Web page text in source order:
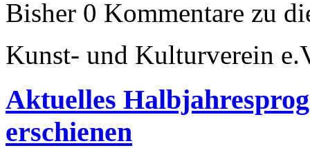
Bisher 0 Kommentare zu
Kunst- und Kulturverein
Aktuelles
erschienen